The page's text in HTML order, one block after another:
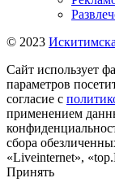
© 2023
Сайт использует
параметров
согласие с
применением
сбора
«Liveinternet»,
Принять